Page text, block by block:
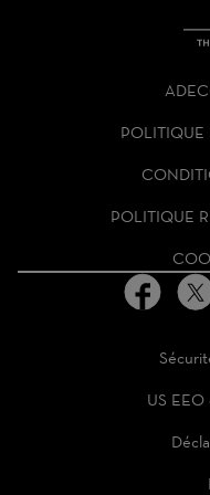
POLITIQUE
POLITIQUE
US